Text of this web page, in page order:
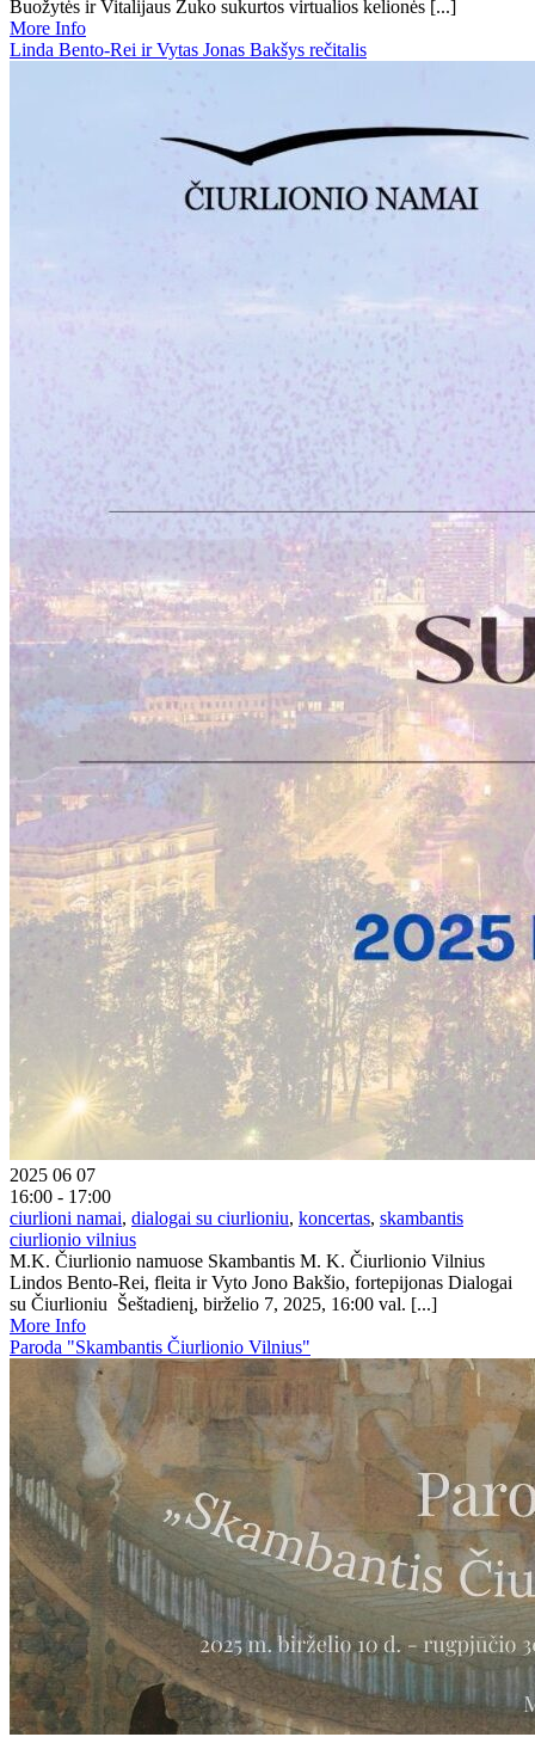
Buožytės ir Vitalijaus Žuko sukurtos virtualios kelionės [...]
More Info
Linda Bento-Rei ir Vytas Jonas Bakšys rečitalis
2025 06 07
16:00 - 17:00
ciurlioni namai, dialogai su ciurlioniu, koncertas, skambantis
ciurlionio vilnius
M.K. Čiurlionio namuose Skambantis M. K. Čiurlionio Vilnius
Lindos Bento-Rei, fleita ir Vyto Jono Bakšio, fortepijonas Dialogai
su Čiurlioniu Šeštadienį, birželio 7, 2025, 16:00 val. [...]
More Info
Paroda "Skambantis Čiurlionio Vilnius"